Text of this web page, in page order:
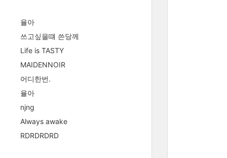
율아
쓰고싶을떄 쓴당께
Life is TASTY
MAIDENNOIR
어디한번.
율아
njng
Always awake
RDRDRDRD